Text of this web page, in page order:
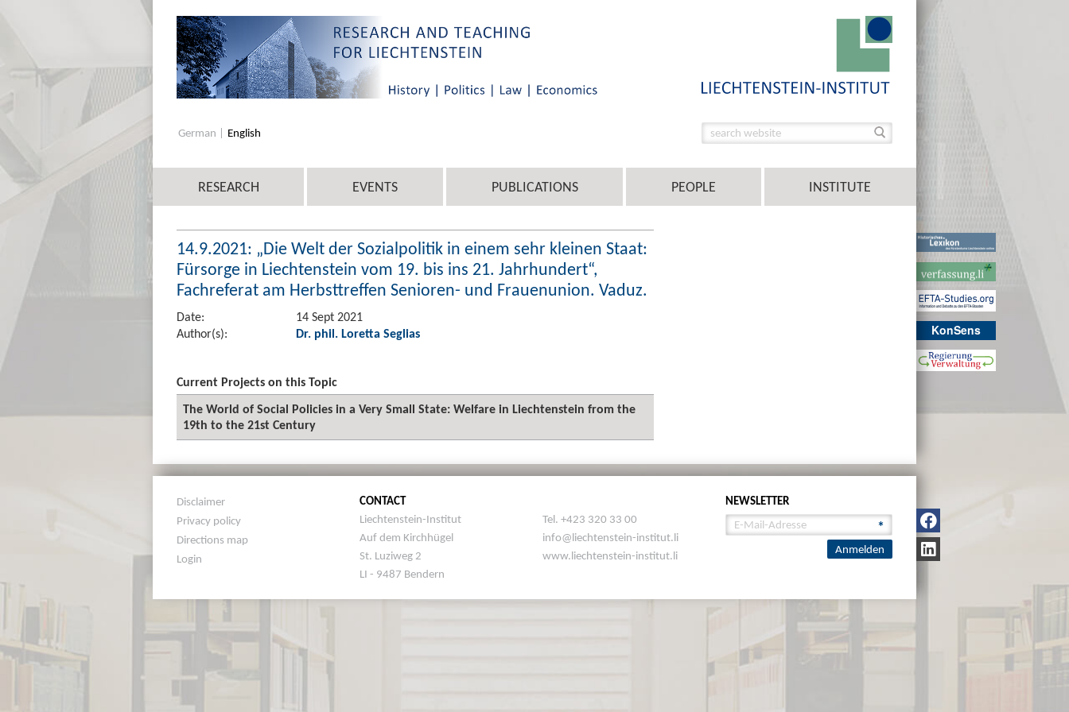
KonSens
German English
RESEARCH EVENTS PUBLICATIONS PEOPLE INSTITUTE
14.9.2021: „Die Welt der Sozialpolitik in einem sehr kleinen Staat:
Fürsorge in Liechtenstein vom 19. bis ins 21. Jahrhundert“,
Fachreferat am Herbsttreffen Senioren- und Frauenunion. Vaduz.
Date:
14 Sept 2021
Author(s):
Dr. phil. Loretta Seglias
Current Projects on this Topic
The World of Social Policies in a Very Small State: Welfare in Liechtenstein from the
19th to the 21st Century
Disclaimer
Privacy policy
Directions map
Login
CONTACT
Liechtenstein-Institut
Auf dem Kirchhügel
St. Luziweg 2
LI - 9487 Bendern
Tel. +423 320 33 00
info@liechtenstein-institut.li
www.liechtenstein-institut.li
NEWSLETTER